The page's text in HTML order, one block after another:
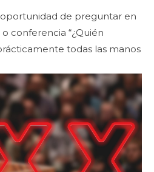
de preguntar en
conferencia “¿Quién
todas las manos